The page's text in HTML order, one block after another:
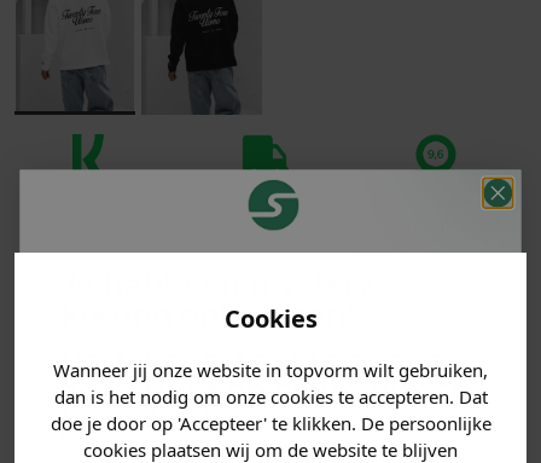
Cookies
Wanneer jij onze website in topvorm wilt gebruiken,
dan is het nodig om onze cookies te accepteren. Dat
doe je door op 'Accepteer' te klikken. De persoonlijke
cookies plaatsen wij om de website te blijven
Voor 23:59 besteld
is morgen in huis!*
met een 9,6!
PRODUCTINFORMATIE
MATERIAAL & WASVOORSCHRIFT
ANDERE BESTELDEN OOK
korting ontvangen!
Vertel ons waar je naar op
zoek bent en claim direct
jouwkorting.